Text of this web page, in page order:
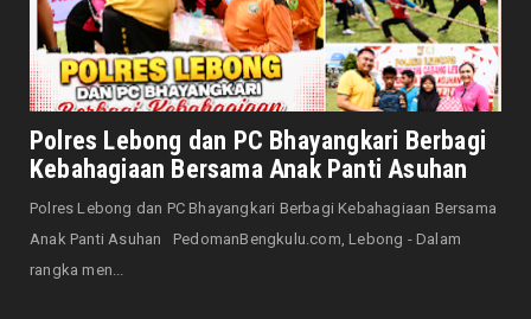
Honda CUV e: Motor Listrik Canggih, Penuh
Keunggulan dan Sia...
August 07, 2026
NASIONAL
Senator Leni John Latief: Saatnya
Mengutamakan Rehabilitasi
NASIONAL
Prabowo Apresiasi Teknologi Genteng Ramah
Polres Lebong dan PC Bhayangkari Berbagi
Kebahagiaan Bersama Anak Panti Asuhan
Polres Lebong dan PC Bhayangkari Berbagi Kebahagiaan Bersama
Anak Panti Asuhan PedomanBengkulu.com, Lebong - Dalam
rangka men...